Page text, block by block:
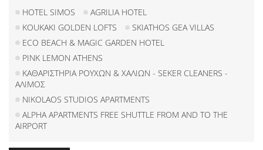
HOTEL SIMOS
AGRILIA HOTEL
KOUKAKI GOLDEN LOFTS
SKIATHOS GEA VILLAS
ECO BEACH & MAGIC GARDEN HOTEL
PINK LEMON ATHENS
ΚΑΘΑΡΙΣΤΗΡΙΑ ΡΟΥΧΩΝ & ΧΑΛΙΩΝ - SEKER CLEANERS -
ΑΛΙΜΟΣ
NIKOLAOS STUDIOS APARTMENTS
ALPHA APARTMENTS FREE SHUTTLE FROM AND TO THE
AIRPORT